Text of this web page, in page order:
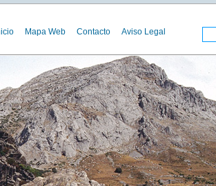
Mapa Web Contacto Aviso Legal